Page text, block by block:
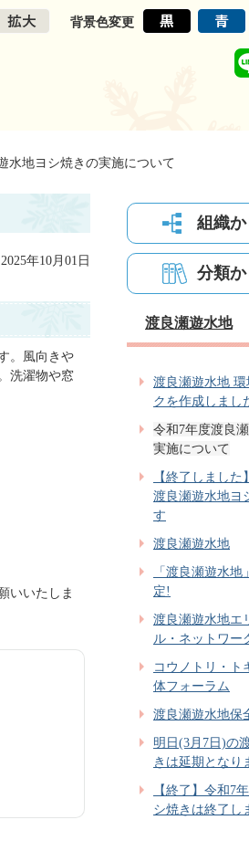
背景色変更
水地ヨシ焼きの実施について
年10月01日
。風向きや
洗濯物や窓
いいたしま
組織
分類
渡良瀬遊水地
渡良瀬遊水地
クを作成しまし
令和7年度渡良
実施について
【終了しました
渡良瀬遊水地ヨ
す
渡良瀬遊水地
「渡良瀬遊水
定!
渡良瀬遊水地エ
ル・ネットワー
コウノトリ・ト
体フォーラム
渡良瀬遊水地保
明日(3月7日)の
きは延期となり
【終了】令和7
シ焼きは終了し